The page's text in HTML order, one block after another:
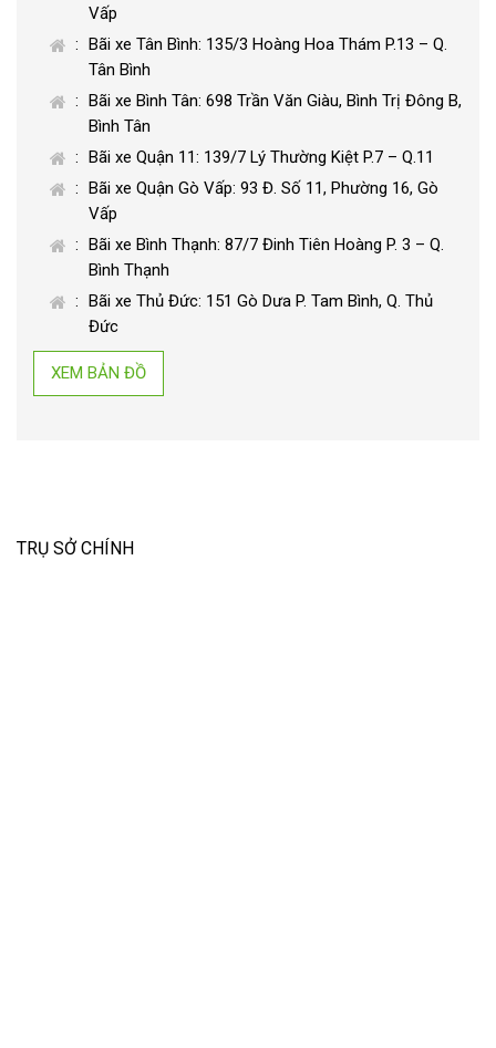
Vấp
Bãi xe Tân Bình: 135/3 Hoàng Hoa Thám P.13 – Q.
Tân Bình
Bãi xe Bình Tân: 698 Trần Văn Giàu, Bình Trị Đông B,
Bình Tân
Bãi xe Quận 11: 139/7 Lý Thường Kiệt P.7 – Q.11
Bãi xe Quận Gò Vấp: 93 Đ. Số 11, Phường 16, Gò
Vấp
Bãi xe Bình Thạnh: 87/7 Đinh Tiên Hoàng P. 3 – Q.
Bình Thạnh
Bãi xe Thủ Đức: 151 Gò Dưa P. Tam Bình, Q. Thủ
Đức
XEM BẢN ĐỒ
TRỤ SỞ CHÍNH